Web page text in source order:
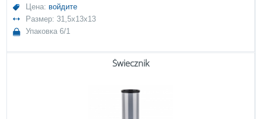
Цена: войдите
Размер: 31,5x13x13
Упаковка 6/1
Świecznik